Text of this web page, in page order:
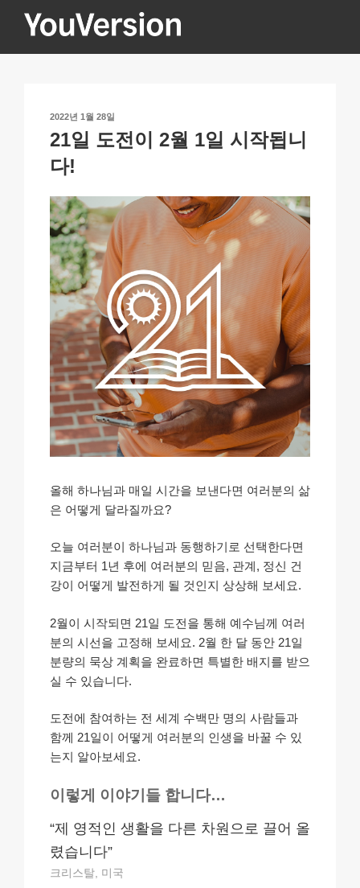
YOUVERSION
작
성
일
자
2022년 1월 28일
21일 도전이 2월 1일 시작됩니
다!
올해 하나님과 매일 시간을 보낸다면 여러분의 삶
은 어떻게 달라질까요?
오늘 여러분이 하나님과 동행하기로 선택한다면
지금부터 1년 후에 여러분의 믿음, 관계, 정신 건
강이 어떻게 발전하게 될 것인지 상상해 보세요.
2월이 시작되면 21일 도전을 통해 예수님께 여러
분의 시선을 고정해 보세요. 2월 한 달 동안 21일
분량의 묵상 계획을 완료하면 특별한 배지를 받으
실 수 있습니다.
도전에 참여하는 전 세계 수백만 명의 사람들과
함께 21일이 어떻게 여러분의 인생을 바꿀 수 있
는지 알아보세요.
이렇게 이야기들 합니다…
“제 영적인 생활을 다른 차원으로 끌어 올
렸습니다”
크리스탈, 미국